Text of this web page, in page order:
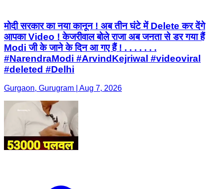
मोदी सरकार का नया कानून ! अब तीन घंटे में Delete कर देंगे
आपका Video ! केजरीवाल बोले राजा अब जनता से डर गया हैं
Modi जी के जाने के दिन आ गए हैं ! . . . . . . .
#NarendraModi #ArvindKejriwal #videoviral
#deleted #Delhi
Gurgaon, Gurugram | Aug 7, 2026